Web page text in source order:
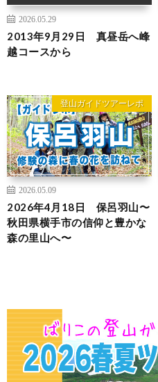
2026.05.29
2013年9月29日 真昼岳へ峰
越コースから
登山ガイドツアーレポ
2026.05.09
2026年4月18日 保呂羽山〜
秋田県横手市の信仰と豊かな
森の里山へ〜